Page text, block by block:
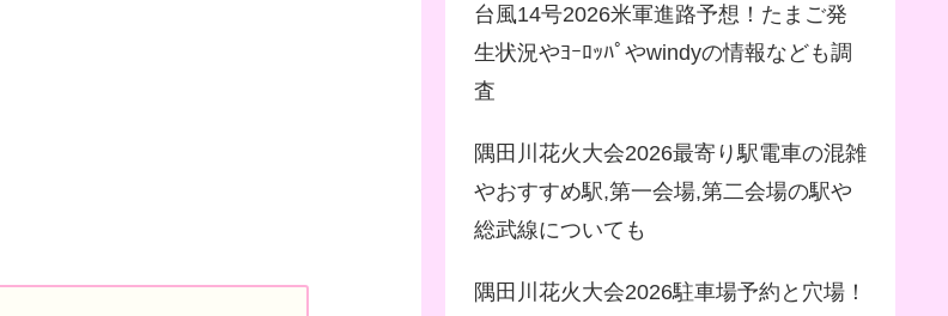
台風14号2026米軍進路予想！たまご発
生状況やﾖｰﾛｯﾊﾟやwindyの情報なども調
査
隅田川花火大会2026最寄り駅電車の混雑
やおすすめ駅,第一会場,第二会場の駅や
総武線についても
隅田川花火大会2026駐車場予約と穴場！